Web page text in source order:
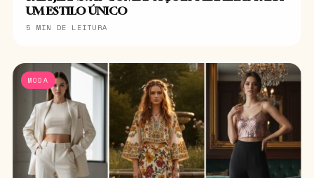
UM ESTILO ÚNICO
5 MIN DE LEITURA
MODA